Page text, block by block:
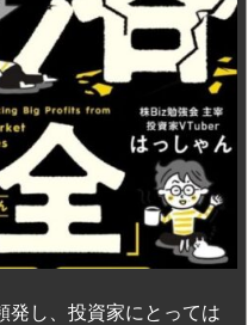
発し、投資家にとっては